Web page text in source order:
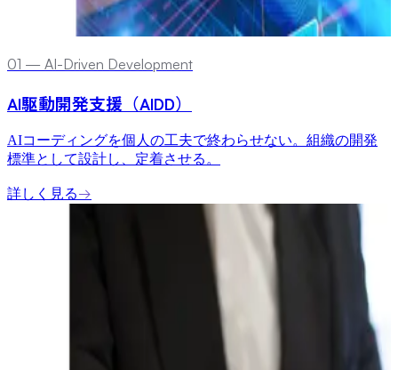
01 — AI-Driven Development
AI駆動開発支援（AIDD）
AIコーディングを個人の工夫で終わらせない。組織の開発
標準として設計し、定着させる。
詳しく見る→